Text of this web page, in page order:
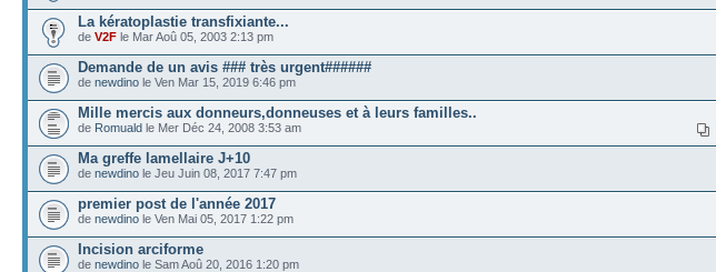
La kératoplastie transfixiante...
de V2F le Mar Aoû 05, 2003 2:13 pm
Demande de un avis ### très urgent######
de newdino le Ven Mar 15, 2019 6:46 pm
Mille mercis aux donneurs,donneuses et à leurs familles..
de Romuald le Mer Déc 24, 2008 3:53 am
Ma greffe lamellaire J+10
de newdino le Jeu Juin 08, 2017 7:47 pm
premier post de l'année 2017
de newdino le Ven Mai 05, 2017 1:22 pm
Incision arciforme
de newdino le Sam Aoû 20, 2016 1:20 pm